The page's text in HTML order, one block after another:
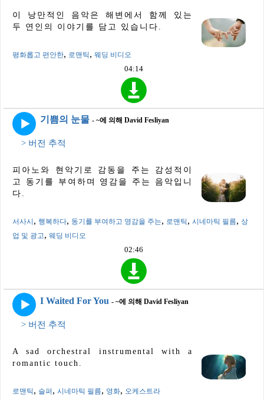
이 낭만적인 음악은 해변에서 함께 있는
두 연인의 이야기를 담고 있습니다.
평화롭고 편안한, 로맨틱 , 웨딩 비디오
04:14
기쁨의 눈물 - ~에 의해 David Fesliyan
> 버전 추적
피아노와 현악기로 감동을 주는 감성적이
고 동기를 부여하며 영감을 주는 음악입니
다.
서사시 , 행복하다, 동기를 부여하고 영감을 주는, 로맨틱 , 시네마틱 필름, 상
업 및 광고, 웨딩 비디오
02:46
I Waited For You - ~에 의해 David Fesliyan
> 버전 추적
A sad orchestral instrumental with a
romantic touch.
로맨틱, 슬퍼, 시네마틱 필름, 영화, 오케스트라